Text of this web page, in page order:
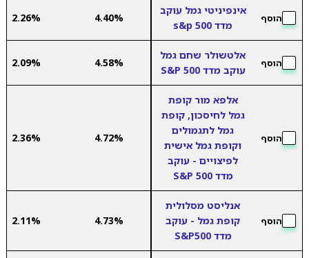
הוסף
אינפיניטי גמל עוקב
מדד s&p 500
4.40%
2.26%
הוסף
אלטשולר שחם גמל
עוקב מדד S&P 500
4.58%
2.09%
הוסף
אלפא מור קופת
גמל לחיסכון, קופת
גמל לתגמולים
וקופת גמל אישית
לפיצויים - עוקב
מדד S&P 500
4.72%
2.36%
הוסף
אנליסט מסלולית
קופת גמל - עוקב
מדד S&P500
4.73%
2.11%